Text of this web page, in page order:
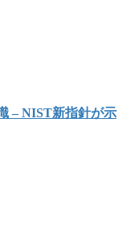
– NIST新指針が示